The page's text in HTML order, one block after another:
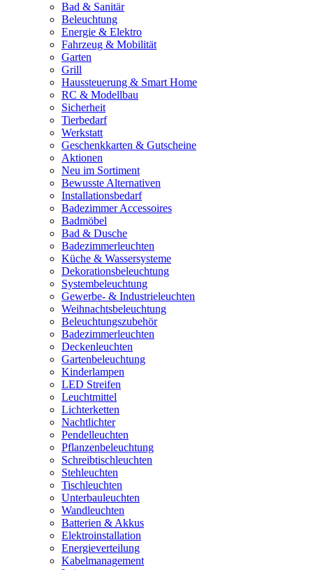
Bad & Sanitär
Beleuchtung
Energie & Elektro
Fahrzeug & Mobilität
Garten
Grill
Haussteuerung & Smart Home
RC & Modellbau
Sicherheit
Tierbedarf
Werkstatt
Geschenkkarten & Gutscheine
Aktionen
Neu im Sortiment
Bewusste Alternativen
Installationsbedarf
Badezimmer Accessoires
Badmöbel
Bad & Dusche
Badezimmerleuchten
Küche & Wassersysteme
Dekorationsbeleuchtung
Systembeleuchtung
Gewerbe- & Industrieleuchten
Weihnachtsbeleuchtung
Beleuchtungszubehör
Badezimmerleuchten
Deckenleuchten
Gartenbeleuchtung
Kinderlampen
LED Streifen
Leuchtmittel
Lichterketten
Nachtlichter
Pendelleuchten
Pflanzenbeleuchtung
Schreibtischleuchten
Stehleuchten
Tischleuchten
Unterbauleuchten
Wandleuchten
Batterien & Akkus
Elektroinstallation
Energieverteilung
Kabelmanagement